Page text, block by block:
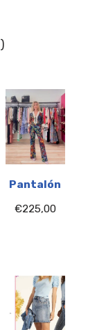
Pantalón
€225,00